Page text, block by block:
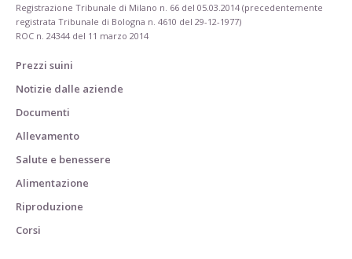
Registrazione Tribunale di Milano n. 66 del 05.03.2014 (precedentemente
registrata Tribunale di Bologna n. 4610 del 29-12-1977)
ROC n. 24344 del 11 marzo 2014
Prezzi suini
Notizie dalle aziende
Documenti
Allevamento
Salute e benessere
Alimentazione
Riproduzione
Corsi